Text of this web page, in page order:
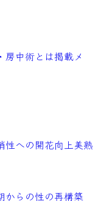
房中術とは掲載メ
性への開花向上美熟
からの性の再構築